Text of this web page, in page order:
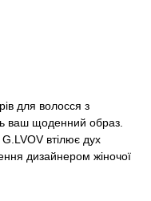
для волосся з
ваш щоденний образ.
втілює дух
дизайнером жіночої